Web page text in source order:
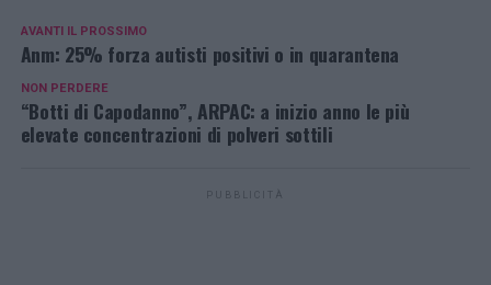
AVANTI IL ​​PROSSIMO
Anm: 25% forza autisti positivi o in quarantena
NON PERDERE
“Botti di Capodanno”, ARPAC: a inizio anno le più
elevate concentrazioni di polveri sottili
PUBBLICITÀ